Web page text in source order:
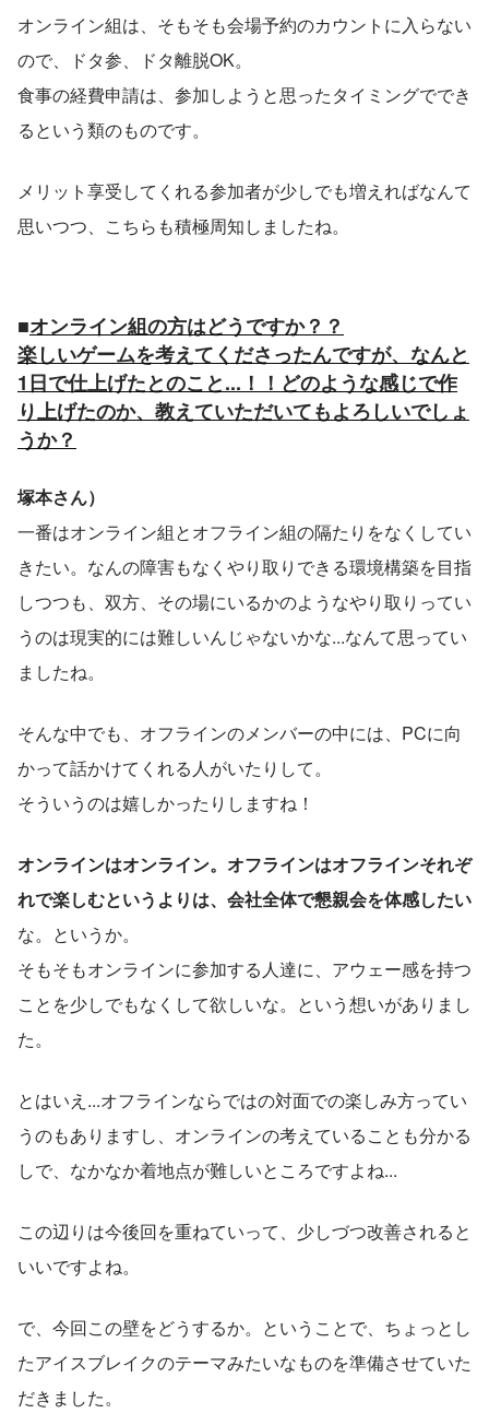
オンライン組は、そもそも会場予約のカウントに入らない
ので、ドタ参、ドタ離脱OK。
食事の経費申請は、参加しようと思ったタイミングででき
るという類のものです。
メリット享受してくれる参加者が少しでも増えればなんて
思いつつ、こちらも積極周知しましたね。
■オンライン組の方はどうですか？？
楽しいゲームを考えてくださったんですが、なんと
1日で仕上げたとのこと...！！どのような感じで作
り上げたのか、教えていただいてもよろしいでしょ
うか？
塚本さん）
一番はオンライン組とオフライン組の隔たりをなくしてい
きたい。なんの障害もなくやり取りできる環境構築を目指
しつつも、双方、その場にいるかのようなやり取りってい
うのは現実的には難しいんじゃないかな...なんて思ってい
ましたね。
そんな中でも、オフラインのメンバーの中には、PCに向
かって話かけてくれる人がいたりして。
そういうのは嬉しかったりしますね！
オンラインはオンライン。オフラインはオフラインそれぞ
れで楽しむというよりは、会社全体で懇親会を体感したい
な。というか。
そもそもオンラインに参加する人達に、アウェー感を持つ
ことを少しでもなくして欲しいな。という想いがありまし
た。
とはいえ...オフラインならではの対面での楽しみ方ってい
うのもありますし、オンラインの考えていることも分かる
しで、なかなか着地点が難しいところですよね...
この辺りは今後回を重ねていって、少しづつ改善されると
いいですよね。
で、今回この壁をどうするか。ということで、ちょっとし
たアイスブレイクのテーマみたいなものを準備させていた
だきました。